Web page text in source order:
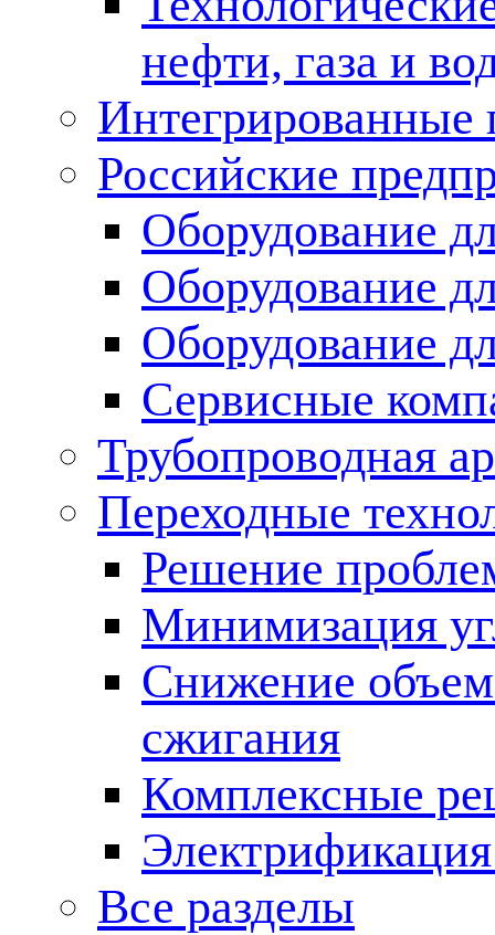
нефти, газа и
Российские
Оборудование
Оборудование
Оборудование
Сервисные
Трубопроводная
Переходные
Решение
Минимизация
Снижение
сжигания
Комплексные
Все разделы